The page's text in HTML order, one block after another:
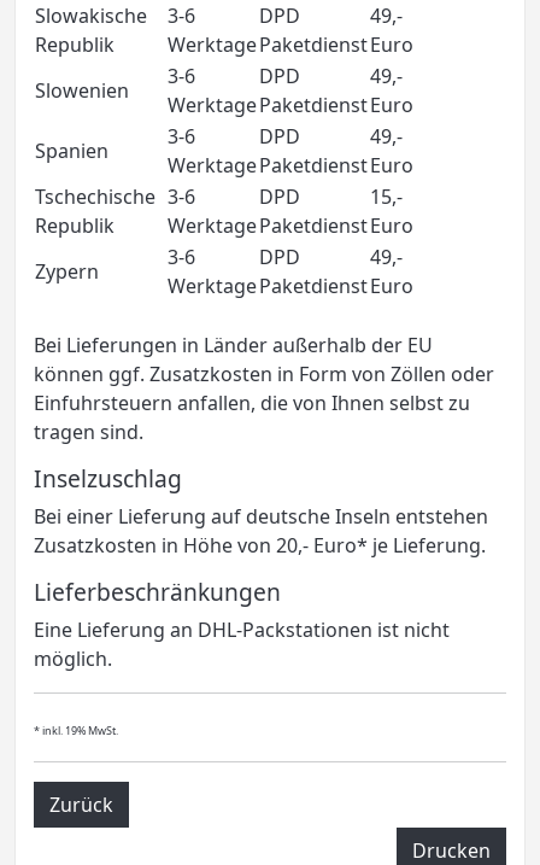
Slowakische
Republik
3-6
Werktage
DPD
Paketdienst
49,-
Euro
Slowenien
3-6
Werktage
DPD
Paketdienst
49,-
Euro
Spanien
3-6
Werktage
DPD
Paketdienst
49,-
Euro
Tschechische
Republik
3-6
Werktage
DPD
Paketdienst
15,-
Euro
Zypern
3-6
Werktage
DPD
Paketdienst
49,-
Euro
Bei Lieferungen in Länder außerhalb der EU
können ggf. Zusatzkosten in Form von Zöllen oder
Einfuhrsteuern anfallen, die von Ihnen selbst zu
tragen sind.
Inselzuschlag
Bei einer Lieferung auf deutsche Inseln entstehen
Zusatzkosten in Höhe von 20,- Euro* je Lieferung.
Lieferbeschränkungen
Eine Lieferung an DHL-Packstationen ist nicht
möglich.
* inkl. 19% MwSt.
Zurück
Drucken